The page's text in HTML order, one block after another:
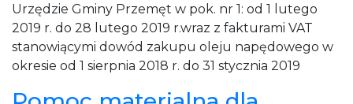
Urzędzie Gminy Przemęt w pok. nr 1: od 1 lutego
2019 r. do 28 lutego 2019 r.wraz z fakturami VAT
stanowiącymi dowód zakupu oleju napędowego w
okresie od 1 sierpnia 2018 r. do 31 stycznia 2019